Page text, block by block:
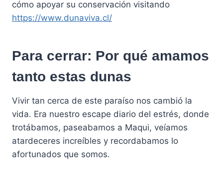
cómo apoyar su conservación visitando
https://www.dunaviva.cl/
Para cerrar: Por qué amamos
tanto estas dunas
Vivir tan cerca de este paraíso nos cambió la
vida. Era nuestro escape diario del estrés, donde
trotábamos, paseabamos a Maqui, veíamos
atardeceres increíbles y recordabamos lo
afortunados que somos.